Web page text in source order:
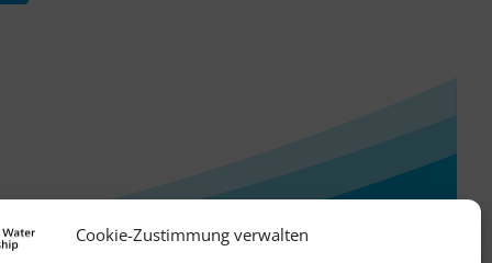
Cookie-Zustimmung verwalten